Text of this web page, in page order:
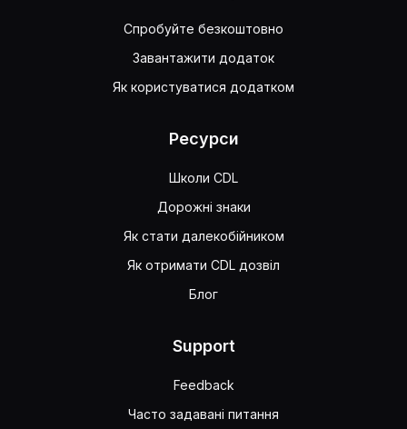
Спробуйте безкоштовно
Завантажити додаток
Як користуватися додатком
Ресурси
Школи CDL
Дорожні знаки
Як стати далекобійником
Як отримати CDL дозвіл
Блог
Support
Feedback
Часто задавані питання